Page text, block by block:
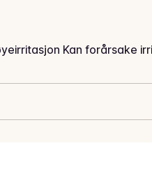
Kan forårsake